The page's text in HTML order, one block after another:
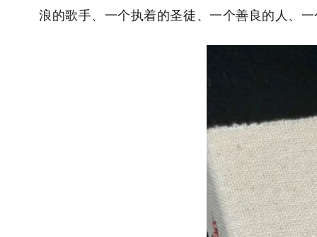
浪的歌手、一个执着的圣徒、一个善良的人、